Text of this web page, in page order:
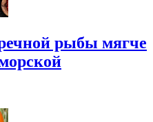
рыбы мягче